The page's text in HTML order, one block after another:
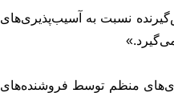
نسبت به آسیب‌پذیری‌های
منظم توسط فروشنده‌های